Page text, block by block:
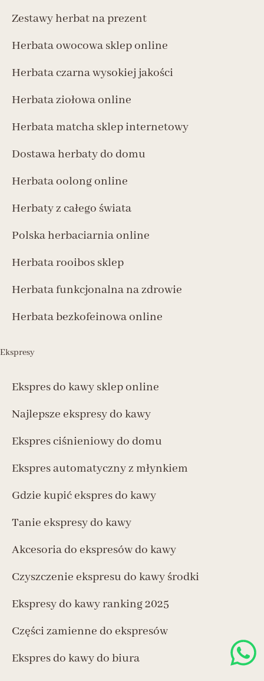
Zestawy herbat na prezent
Herbata owocowa sklep online
Herbata czarna wysokiej jakości
Herbata ziołowa online
Herbata matcha sklep internetowy
Dostawa herbaty do domu
Herbata oolong online
Herbaty z całego świata
Polska herbaciarnia online
Herbata rooibos sklep
Herbata funkcjonalna na zdrowie
Herbata bezkofeinowa online
Ekspresy
Ekspres do kawy sklep online
Najlepsze ekspresy do kawy
Ekspres ciśnieniowy do domu
Ekspres automatyczny z młynkiem
Gdzie kupić ekspres do kawy
Tanie ekspresy do kawy
Akcesoria do ekspresów do kawy
Czyszczenie ekspresu do kawy środki
Ekspresy do kawy ranking 2025
Części zamienne do ekspresów
Ekspres do kawy do biura